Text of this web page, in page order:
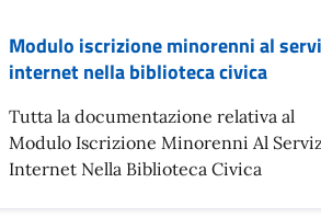
Modulo iscrizione minorenni al
internet nella biblioteca civica
Tutta la documentazione relativa al
Modulo Iscrizione Minorenni Al
Internet Nella Biblioteca Civica